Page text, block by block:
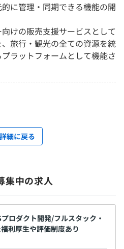
に管理・同期できる機能の開
けの販売支援サービスとして
旅行・観光の全ての資源を統
ラットフォームとして機能さ
細に戻る
集中の求人
ロダクト開発/フルスタック・
利厚生や評価制度あり